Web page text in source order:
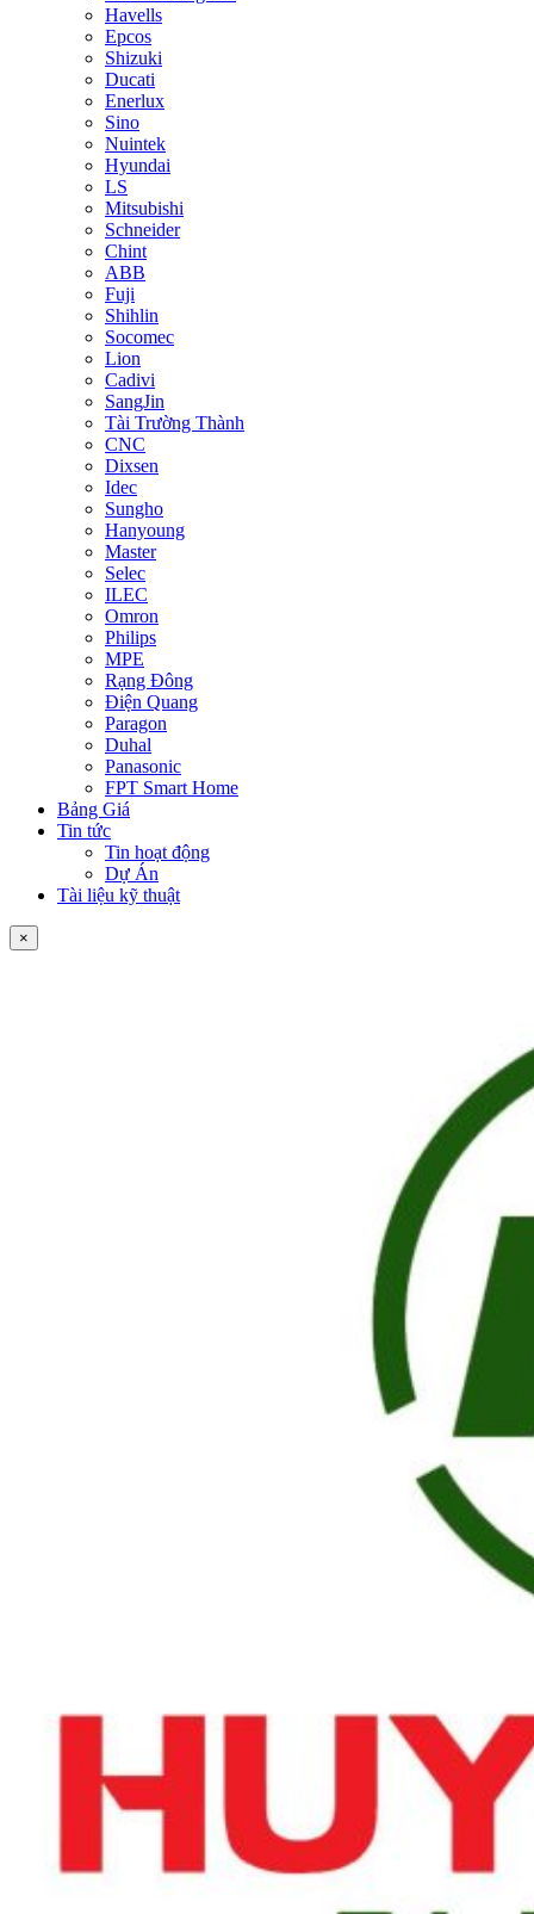
Havells
Epcos
Shizuki
Ducati
Enerlux
Sino
Nuintek
Hyundai
LS
Mitsubishi
Schneider
Chint
ABB
Fuji
Shihlin
Socomec
Lion
Cadivi
SangJin
Tài Trường Thành
CNC
Dixsen
Idec
Sungho
Hanyoung
Master
Selec
ILEC
Omron
Philips
MPE
Rạng Đông
Điện Quang
Paragon
Duhal
Panasonic
FPT Smart Home
Bảng Giá
Tin tức
Tin hoạt động
Dự Án
Tài liệu kỹ thuật
×